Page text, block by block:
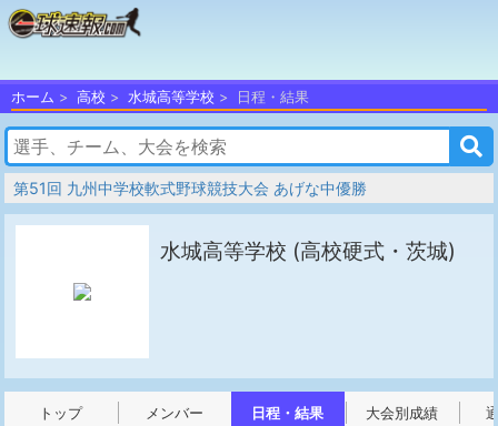
ホーム 高校 水城高等学校 日程・結果
第51回 九州中学校軟式野球競技大会 あげな中優勝
水城高等学校 (高校硬式・茨城)
トップ メンバー 日程・結果 大会別成績